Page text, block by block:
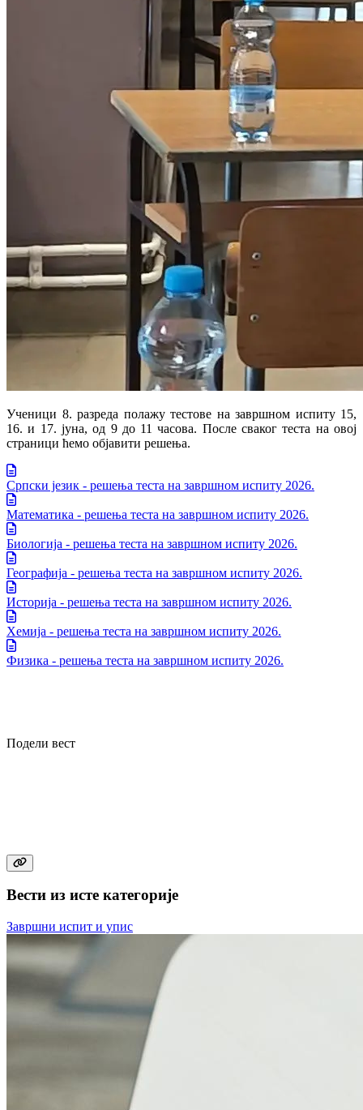
Ученици 8. разреда полажу тестове на завршном испиту 15,
16. и 17. јуна, од 9 до 11 часова. После сваког теста на овој
страници ћемо објавити решења.
Српски језик - решења теста на завршном испиту 2026.
Математика - решења теста на завршном испиту 2026.
Биологија - решења теста на завршном испиту 2026.
Географија - решења теста на завршном испиту 2026.
Историја - решења теста на завршном испиту 2026.
Хемија - решења теста на завршном испиту 2026.
Физика - решења теста на завршном испиту 2026.
Подели вест
Вести из исте категорије
Завршни испит и упис